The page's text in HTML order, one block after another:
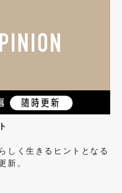
しく生きるヒントとなる
新。